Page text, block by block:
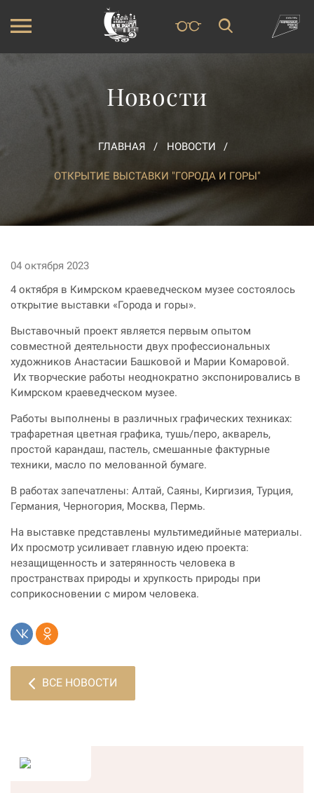
Новости
ГЛАВНАЯ НОВОСТИ
ОТКРЫТИЕ ВЫСТАВКИ "ГОРОДА И ГОРЫ"
04 октября 2023
4 октября в Кимрском краеведческом музее состоялось
открытие выставки «Города и горы».
Выставочный проект является первым опытом
совместной деятельности двух профессиональных
художников Анастасии Башковой и Марии Комаровой.
Их творческие работы неоднократно экспонировались в
Кимрском краеведческом музее.
Работы выполнены в различных графических техниках:
трафаретная цветная графика, тушь/перо, акварель,
простой карандаш, пастель, смешанные фактурные
техники, масло по мелованной бумаге.
В работах запечатлены: Алтай, Саяны, Киргизия, Турция,
Германия, Черногория, Москва, Пермь.
На выставке представлены мультимедийные материалы.
Их просмотр усиливает главную идею проекта:
незащищенность и затерянность человека в
пространствах природы и хрупкость природы при
соприкосновении с миром человека.
ВСЕ НОВОСТИ